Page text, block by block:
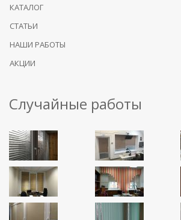
КАТАЛОГ
СТАТЬИ
НАШИ РАБОТЫ
АКЦИИ
Случайные работы